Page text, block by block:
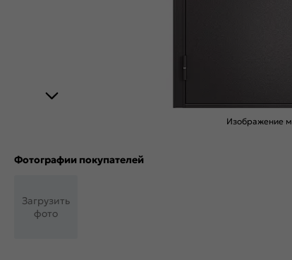
Изображение
Фотографии покупателей
Загрузить
фото